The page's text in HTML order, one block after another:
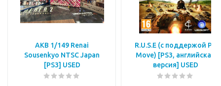
AKB 1/149 Renai
Sousenkyo NTSC Japan
[PS3] USED
R.U.S.E (с поддержой PS
Move) [PS3, английская
версия] USED